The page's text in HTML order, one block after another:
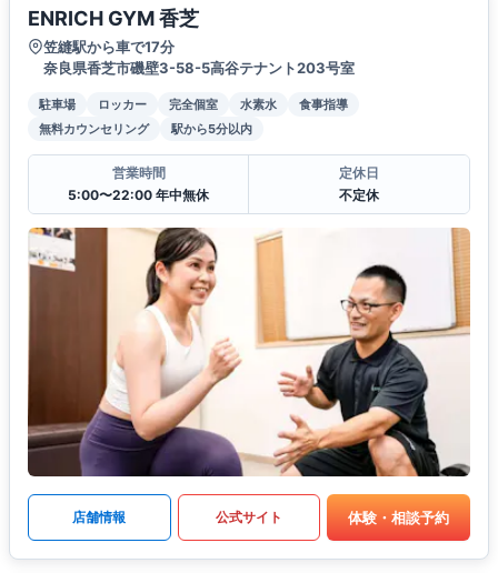
ENRICH GYM 香芝
笠縫駅から車で17分
奈良県香芝市磯壁3-58-5高谷テナント203号室
駐車場 ロッカー 完全個室 水素水
食事指導
無料カウンセリング
駅から5分以内
営業時間
5:00〜22:00 年中無休
定休日
不定休
店舗情報 公式サイト 体験・相談予約